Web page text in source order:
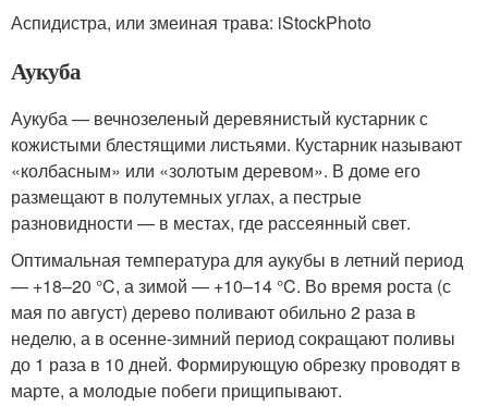
Аспидистра, или змеиная трава: iStockPhoto
Аукуба
Аукуба — вечнозеленый деревянистый кустарник с
кожистыми блестящими листьями. Кустарник называют
«колбасным» или «золотым деревом». В доме его
размещают в полутемных углах, а пестрые
разновидности — в местах, где рассеянный свет.
Оптимальная температура для аукубы в летний период
— +18–20 °C, а зимой — +10–14 °C. Во время роста (с
мая по август) дерево поливают обильно 2 раза в
неделю, а в осенне-зимний период сокращают поливы
до 1 раза в 10 дней. Формирующую обрезку проводят в
марте, а молодые побеги прищипывают.